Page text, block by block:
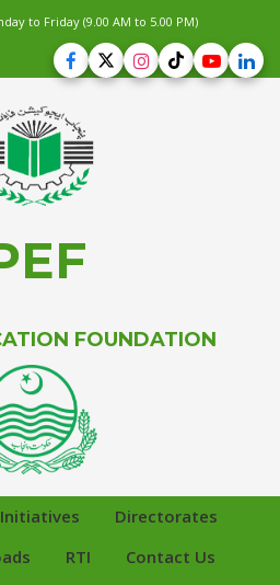
to Friday (9.00 AM to 5.00 PM)
FOUNDATION
Initiatives
Directorates
RTI
Contact Us